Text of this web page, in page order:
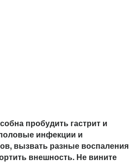
пробудить гастрит и
инфекции и
вызвать разные воспаления
внешность. Не вините